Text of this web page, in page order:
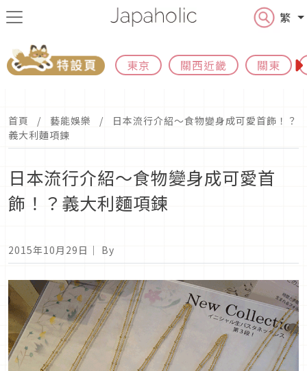
繁
東京 關西近畿 關東
首頁 藝能娛樂
日本流行介紹～食物變身成可愛首飾！？
義大利麵項鍊
日本流行介紹～食物變身成可愛首
飾！？義大利麵項鍊
2015年10月29日 ｜ By